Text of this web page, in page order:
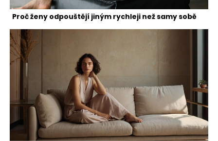
Proč ženy odpouštějí jiným rychleji než samy sobě